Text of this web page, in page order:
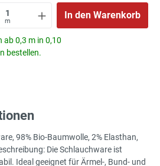
m
In den Warenkorb
ab 0,3 m in 0,10
bestellen.
98% Bio-Baumwolle, 2% Elasthan,
Die Schlauchware ist
Ideal geeignet für Ärmel-, Bund- und